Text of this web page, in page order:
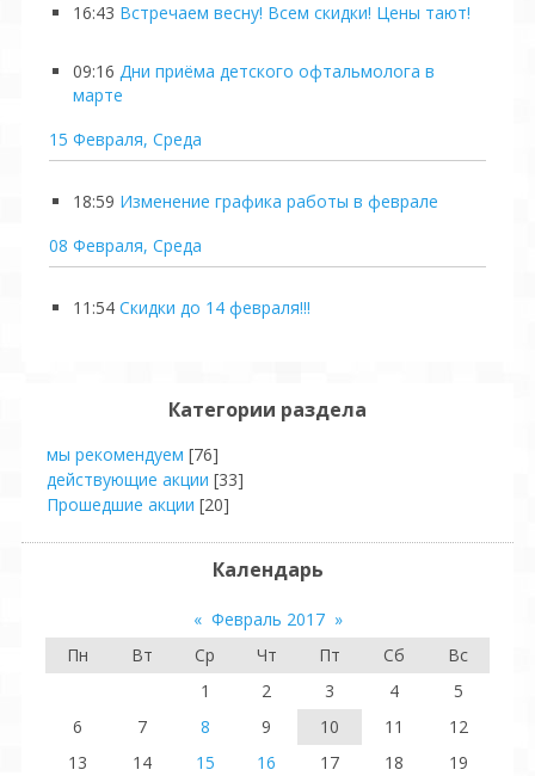
16:43 Встречаем весну! Всем скидки! Цены тают!
09:16 Дни приёма детского офтальмолога в
марте
15 Февраля, Среда
18:59 Изменение графика работы в феврале
08 Февраля, Среда
11:54 Скидки до 14 февраля!!!
Категории раздела
мы рекомендуем [76]
действующие акции [33]
Прошедшие акции [20]
Календарь
« Февраль 2017 »
Пн
Вт Ср Чт Пт Сб
Вс
1
2 3 4
5
6
7 8 9 10 11
12
13
14 15 16 17 18
19